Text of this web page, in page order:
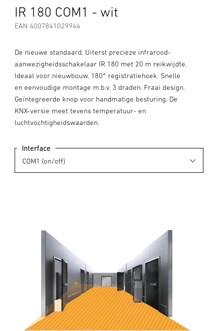
IR 180 COM1 - wit
EAN 4007841029944
De nieuwe standaard. Uiterst precieze infrarood-
aanwezigheidsschakelaar IR 180 met 20 m reikwijdte.
Ideaal voor nieuwbouw. 180° registratiehoek. Snelle
en eenvoudige montage m.b.v. 3 draden. Fraai design.
Geïntegreerde knop voor handmatige besturing. De
KNX-versie meet tevens temperatuur- en
luchtvochtigheidswaarden.
Interface